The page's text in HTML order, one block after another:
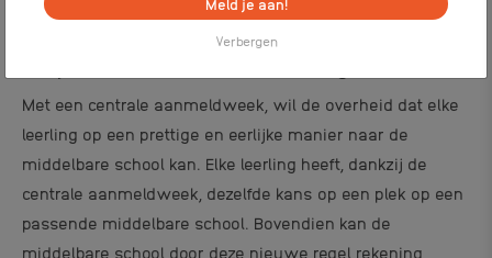
Met een centrale aanmeldweek, wil de overheid dat elke
leerling op een prettige en eerlijke manier naar de
middelbare school kan. Elke leerling heeft, dankzij de
centrale aanmeldweek, dezelfde kans op een plek op een
passende middelbare school. Bovendien kan de
middelbare school door deze nieuwe regel rekening
Verbergen